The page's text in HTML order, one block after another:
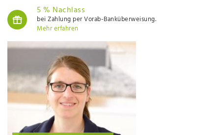
5 % Nachlass
bei Zahlung per Vorab-Banküberweisung.
Mehr erfahren